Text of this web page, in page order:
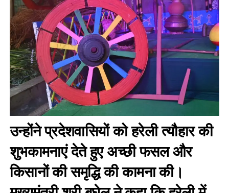
उन्होंने प्रदेशवासियों को हरेली त्यौहार की
शुभकामनाएं देते हुए अच्छी फसल और
किसानों की समृद्धि की कामना की।